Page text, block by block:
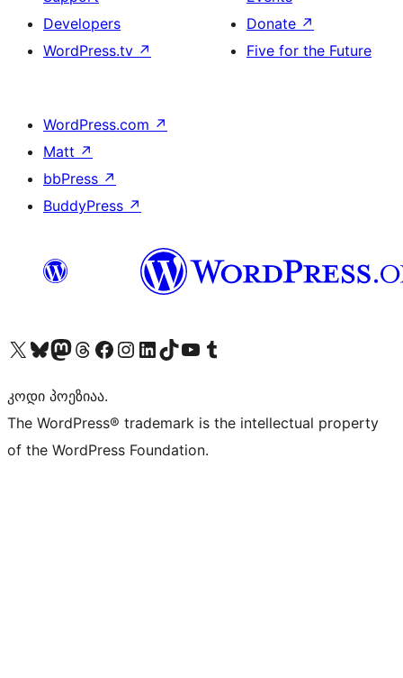
Developers
WordPress.tv ↗
Donate ↗
Five for the Future
WordPress.com ↗
Matt ↗
bbPress ↗
BuddyPress ↗
Visit our X (formerly Twitter) account
Visit our Bluesky account
Visit our Mastodon account
Visit our Threads account
Visit our Facebook page
Visit our Instagram account
Visit our LinkedIn account
Visit our TikTok account
Visit our YouTube channel
Visit our Tumblr account
კოდი პოეზიაა.
The WordPress® trademark is the intellectual property
of the WordPress Foundation.